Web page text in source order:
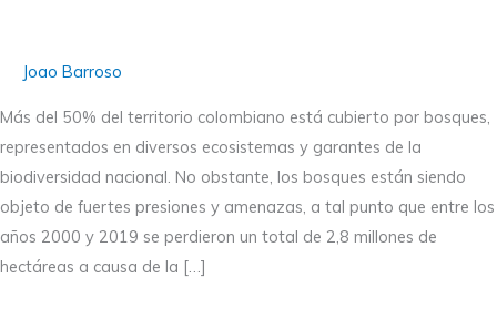
Joao Barroso
Más del 50% del territorio colombiano está cubierto por bosques,
representados en diversos ecosistemas y garantes de la
biodiversidad nacional. No obstante, los bosques están siendo
objeto de fuertes presiones y amenazas, a tal punto que entre los
años 2000 y 2019 se perdieron un total de 2,8 millones de
hectáreas a causa de la […]